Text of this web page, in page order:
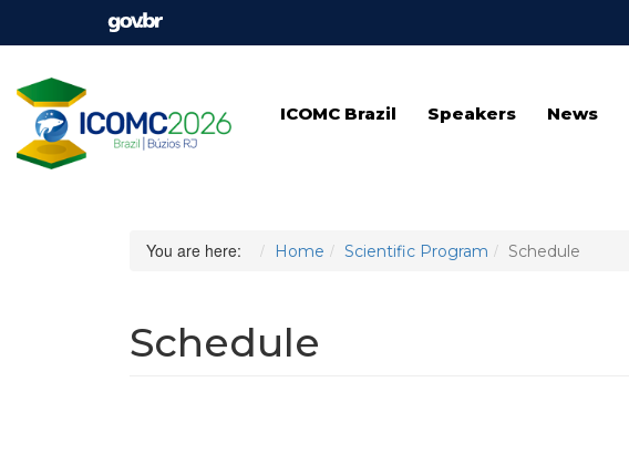
ICOMC Brazil Speakers News
You are here: Home Scientific Program Schedule
Schedule